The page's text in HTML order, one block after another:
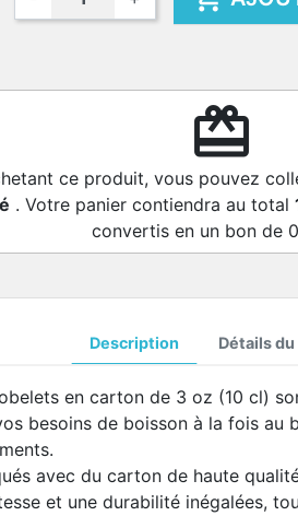
redeem
ce produit, vous pouvez
. Votre panier contiendra au total
convertis en un bon de
Description Détails
en carton de 3 oz (10 cl)
besoins de boisson à la fois au
avec du carton de haute
et une durabilité inégalées,